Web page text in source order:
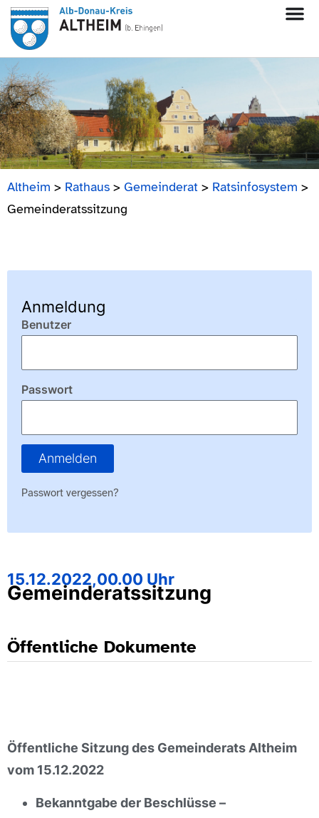
Altheim > Rathaus > Gemeinderat > Ratsinfosystem >
Gemeinderatssitzung
15.12.2022,00.00 Uhr
Gemeinderatssitzung
Öffentliche Dokumente
Öffentliche Sitzung des Gemeinderats Altheim
vom 15.12.2022
Bekanntgabe der Beschlüsse –
Anmeldung
Benutzer
Passwort
Anmelden
Passwort vergessen?